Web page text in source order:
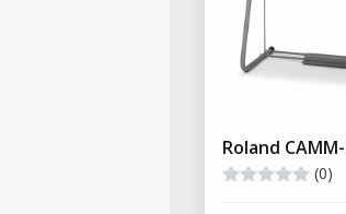
Roland
(0)